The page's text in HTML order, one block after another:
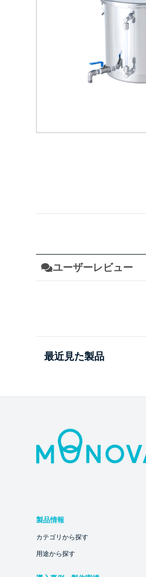
ユーザーレビュー
最近見た製品
製品情報
カテゴリから探す
用途から探す